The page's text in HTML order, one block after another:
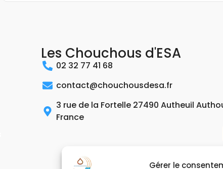
Gérer le
Les Chouchous d'ESA
02 32 77 41 68
contact@chouchousdesa.fr
3 rue de la Fortelle 27490 Autheuil
France